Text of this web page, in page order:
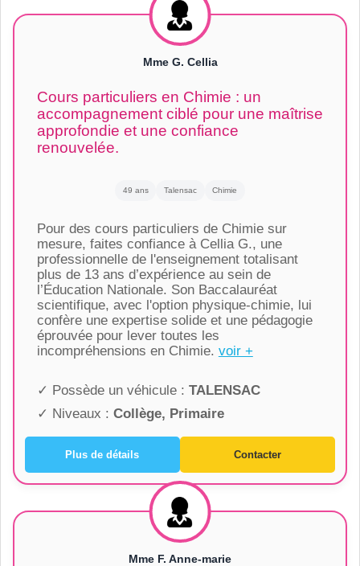
Mme G. Cellia
Cours particuliers en Chimie : un
accompagnement ciblé pour une maîtrise
approfondie et une confiance
renouvelée.
49 ans Talensac Chimie
Pour des cours particuliers de Chimie sur
mesure, faites confiance à Cellia G., une
professionnelle de l'enseignement totalisant
plus de 13 ans d’expérience au sein de
l’Éducation Nationale. Son Baccalauréat
scientifique, avec l'option physique-chimie, lui
confère une expertise solide et une pédagogie
éprouvée pour lever toutes les
incompréhensions en Chimie. voir +
✓ Possède un véhicule : TALENSAC
✓ Niveaux : Collège, Primaire
Plus de détails Contacter
Mme F. Anne-marie